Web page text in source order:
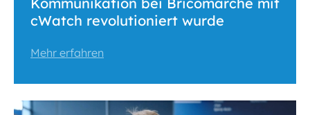
cWatch revolutioniert wurde
Mehr erfahren